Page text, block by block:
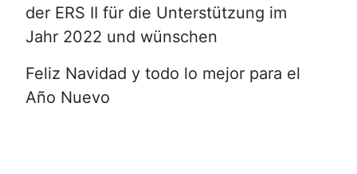
der ERS II für die Unterstützung im
Jahr 2022 und wünschen
Feliz Navidad y todo lo mejor para el
Año Nuevo